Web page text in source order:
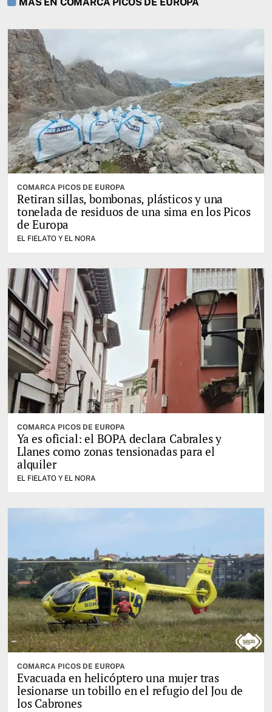
COMARCA PICOS DE EUROPA
Retiran sillas, bombonas, plásticos y una
tonelada de residuos de una sima en los Picos
de Europa
EL FIELATO Y EL NORA
COMARCA PICOS DE EUROPA
Ya es oficial: el BOPA declara Cabrales y
Llanes como zonas tensionadas para el
alquiler
EL FIELATO Y EL NORA
COMARCA PICOS DE EUROPA
Evacuada en helicóptero una mujer tras
lesionarse un tobillo en el refugio del Jou de
los Cabrones